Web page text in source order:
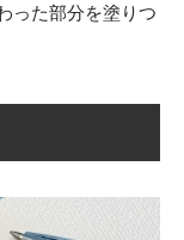
った部分を塗りつ